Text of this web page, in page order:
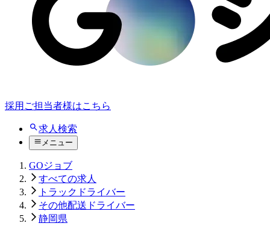
採用ご担当者様はこちら
求人検索
メニュー
GOジョブ
すべての求人
トラックドライバー
その他配送ドライバー
静岡県